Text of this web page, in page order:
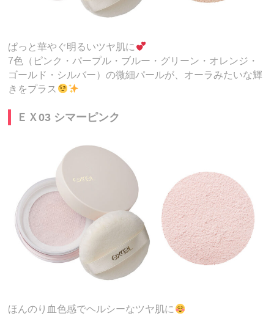
ぱっと華やぐ明るいツヤ肌に
7色（ピンク・パープル・ブルー・グリーン・オレンジ・
ゴールド・シルバー）の微細パールが、オーラみたいな輝
きをプラス
ＥＸ03 シマーピンク
ほんのり血色感でヘルシーなツヤ肌に